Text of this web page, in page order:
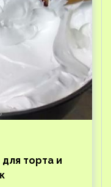
торта и